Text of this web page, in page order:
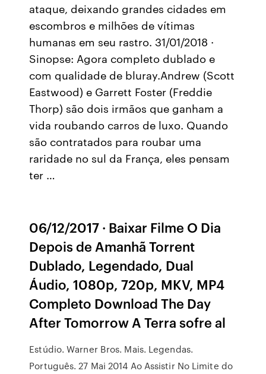
ataque, deixando grandes cidades em
escombros e milhões de vítimas
humanas em seu rastro. 31/01/2018 ·
Sinopse: Agora completo dublado e
com qualidade de bluray.Andrew (Scott
Eastwood) e Garrett Foster (Freddie
Thorp) são dois irmãos que ganham a
vida roubando carros de luxo. Quando
são contratados para roubar uma
raridade no sul da França, eles pensam
ter …
06/12/2017 · Baixar Filme O Dia
Depois de Amanhã Torrent
Dublado, Legendado, Dual
Áudio, 1080p, 720p, MKV, MP4
Completo Download The Day
After Tomorrow A Terra sofre al
Estúdio. Warner Bros. Mais. Legendas.
Português. 27 Mai 2014 Ao Assistir No Limite do